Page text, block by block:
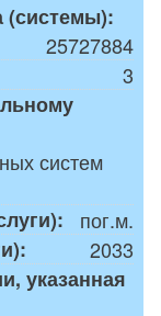
(системы):
25727884
3
систем
пог.м.
2033
указанная